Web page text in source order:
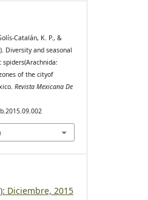
Catalán, K. P., &
Diversity and seasonal
of the cityof
Revista Mexicana De
Diciembre, 2015